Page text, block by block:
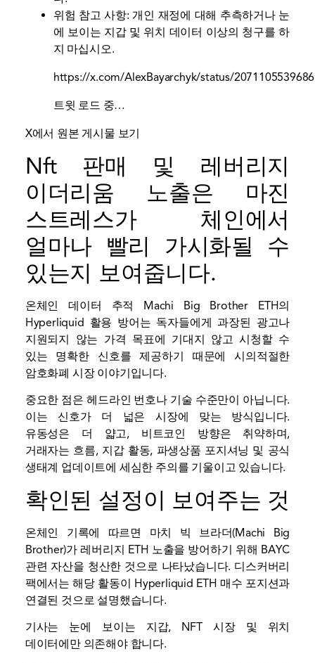
위험 참고 사항: 개인 재정에 대해 추측하거나 눈
에 보이는 지갑 및 위치 데이터 이상의 청구를 하
지 마십시오.
https://x.com/AlexBayarchyk/status/
트윗 로드 중…
X에서 원본 게시물 보기
Nft 판매 및 레버리지
이더리움 노출은 마진
스트레스가 체인에서
얼마나 빨리 가시화될 수
있는지 보여줍니다.
온체인 데이터 추적 Machi Big Brother ETH의
Hyperliquid 활용 방어는 독자들에게 과장된 광고나
지원되지 않는 가격 목표에 기대지 않고 시청할 수
있는 명확한 신호를 제공하기 때문에 시의적절한
암호화폐 시장 이야기입니다.
중요한 점은 헤드라인 번호나 기술 수준만이 아닙니다.
이는 신호가 더 넓은 시장에 맞는 방식입니다.
유동성은 더 얇고, 비트코인 ​​방향은 취약하며,
거래자는 흐름, 지갑 활동, 파생상품 포지셔닝 및 공식
생태계 업데이트에 세심한 주의를 기울이고 있습니다.
확인된 설정이 보여주는 것
온체인 기록에 따르면 마치 빅 브라더(Machi Big
Brother)가 레버리지 ETH 노출을 방어하기 위해 BAYC
관련 자산을 청산한 것으로 나타났습니다. 디스커버리
팩에서는 해당 활동이 Hyperliquid ETH 매수 포지션과
연결된 것으로 설명했습니다.
기사는 눈에 보이는 지갑, NFT 시장 및 위치
데이터에만 의존해야 합니다.